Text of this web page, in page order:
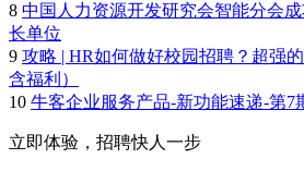
8 中国人力资源开发研究会智能分会
长单位
9 攻略 | HR如何做好校园招聘？超强
含福利）
10 牛客企业服务产品-新功能速递-第7
立即体验，招聘快人一步